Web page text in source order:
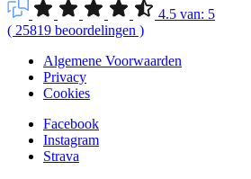
4.5 van: 5
( 25819 beoordelingen )
Algemene Voorwaarden
Privacy
Cookies
Facebook
Instagram
Strava